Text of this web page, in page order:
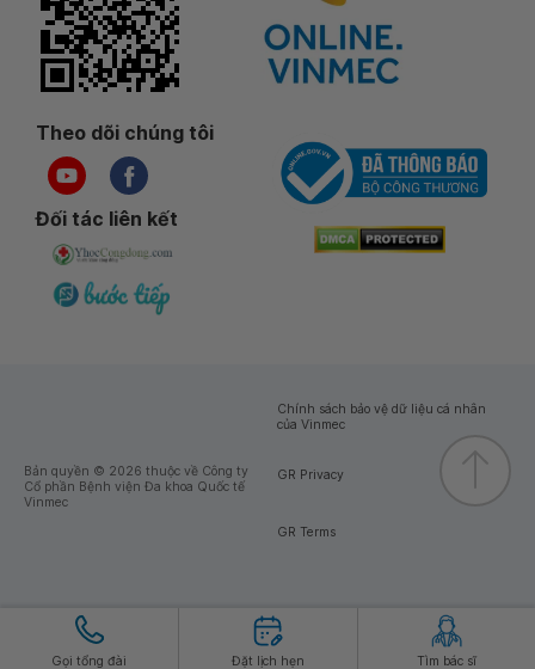
Gọi tổng đài Đặt lịch hẹn Tìm bác sĩ
Theo dõi chúng tôi
Đối tác liên kết
Bản quyền © 2026 thuộc về Công ty
Cổ phần Bệnh viện Đa khoa Quốc tế
Vinmec
Chính sách bảo vệ dữ liệu cá nhân
của Vinmec
GR Privacy
GR Terms